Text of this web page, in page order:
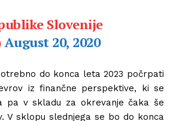
Slovenije
August 20, 2020
do konca leta 2023 počrpati
iz finančne perspektive, ki se
pa v skladu za okrevanje čaka še
V sklopu slednjega se bo do konca